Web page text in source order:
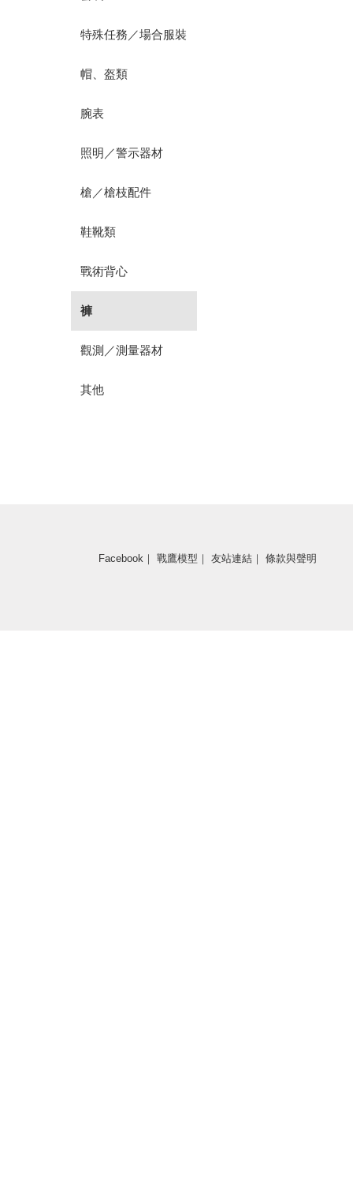
特殊任務／場合服裝
帽、盔類
腕表
照明／警示器材
槍／槍枝配件
鞋靴類
戰術背心
褲
觀測／測量器材
其他
Facebook ｜ 戰鷹模型 ｜ 友站連結 ｜ 條款與聲明